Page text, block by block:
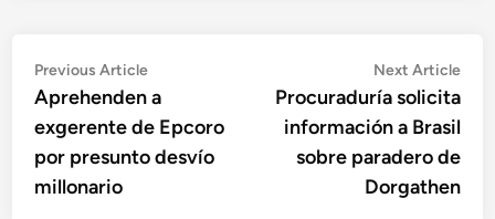
Navegación
de
entradas
Previous ArticlePrevious
article:
Aprehenden a
exgerente de Epcoro
por presunto desvío
millonario
Next Article
Procuraduría solicita
información a Brasil
sobre paradero de
Dorgathen